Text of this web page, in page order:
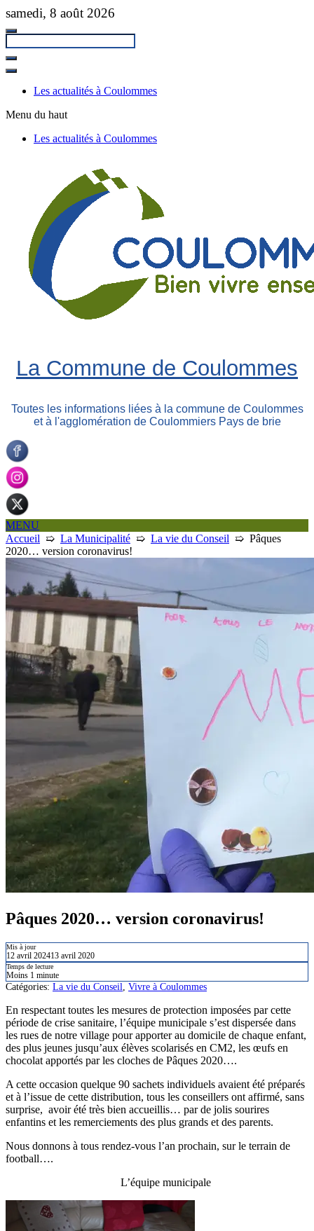
Passer
contenu
principal
samedi, 8 août 2026
Fermer
rechercheLes actualités à Coulommes
Menu du haut
Les actualités à Coulommes
La Commune de Coulommes
Toutes les informations liées à la commune de Coulommes
et à l'agglomération de Coulommiers Pays de brie
MENU
Accueil ➯ La Municipalité ➯ La vie du Conseil ➯ Pâques
2020… version coronavirus!
Pâques 2020… version coronavirus!
Mis à jour
12 avril 202413 avril 2020
Temps de lecture
Moins 1 minute
Catégories: La vie du Conseil Vivre à Coulommes
En respectant toutes les mesures de protection imposées par cette
période de crise sanitaire, l’équipe municipale s’est dispersée dans
les rues de notre village pour apporter au domicile de chaque enfant,
des plus jeunes jusqu’aux élèves scolarisés en CM2, les œufs en
chocolat apportés par les cloches de Pâques 2020….
A cette occasion quelque 90 sachets individuels avaient été préparés
et à l’issue de cette distribution, tous les conseillers ont affirmé, sans
surprise, avoir été très bien accueillis… par de jolis sourires
enfantins et les remerciements des plus grands et des parents.
Nous donnons à tous rendez-vous l’an prochain, sur le terrain de
football….
L’équipe municipale